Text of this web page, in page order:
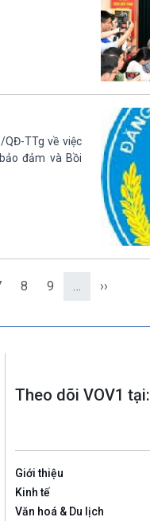
TTg về việc
đảm và Bồi
8 9 … ››
Theo dõi VOV1 tại:
Giới thiệu
Kinh tế
Văn hoá & Du lịch